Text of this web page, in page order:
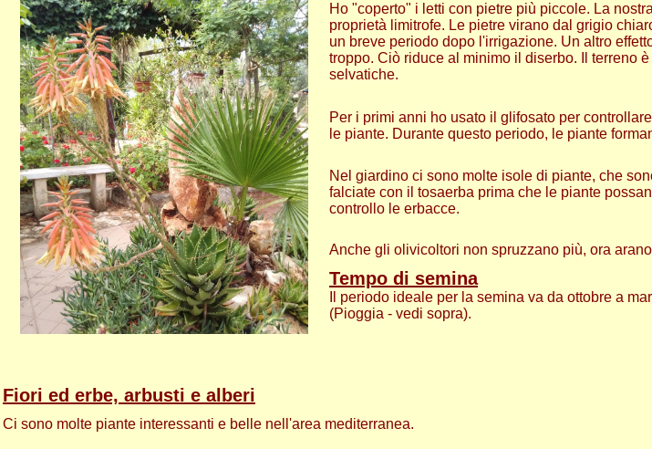
Ho "coperto" i letti con pietre più piccole. La
proprietà limitrofe. Le pietre virano dal grigio
un breve periodo dopo l'irrigazione. Un altro
troppo. Ciò riduce al minimo il diserbo. Il terreno
selvatiche.
Per i primi anni ho usato il glifosato per
le piante. Durante questo periodo, le piante
Nel giardino ci sono molte isole di piante, che
falciate con il tosaerba prima che le piante
controllo le erbacce.
Anche gli olivicoltori non spruzzano più, ora
Tempo di semina
Il periodo ideale per la semina va da ottobre a
(Pioggia - vedi sopra).
Fiori ed erbe, arbusti e alberi
Ci sono molte piante interessanti e belle nell'area mediterranea.